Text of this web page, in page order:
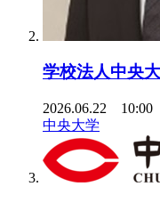
学校法人中央
2026.06.22 10:00
中央大学